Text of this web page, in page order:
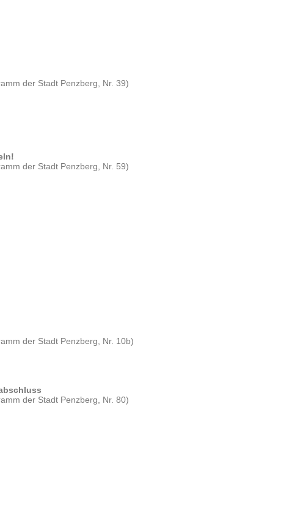
der Stadt Penzberg, Nr. 39)
der Stadt Penzberg, Nr. 59)
der Stadt Penzberg, Nr. 10b)
der Stadt Penzberg, Nr. 80)